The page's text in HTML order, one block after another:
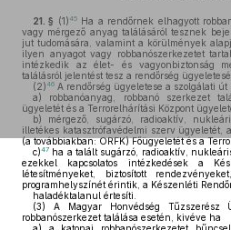
21. § (1)45Ha a rendőrnek elhagyott
vagy mérgező anyag találásáról tesznek
jut tudomására, valamint a körülmények
ilyen anyagot vagy robbanószerkezetet
intézkedik az élet- és vagyonbiztonság
találásról jelentést tesz a rendőrség
(2)46 A rendőrség ügyeletese a szolgálati út
a) robbanóanyag, robbanó szerkezet
ügyeletét és a Terrorelhárítási Központ
b) mérgező, sugárzó, radioaktív,
illetékes katasztrófavédelmi szerv ügyeletét,
(a továbbiakban: ORFK) Főügyeletét és a
c)47 ha a talált sugárzó, radioaktív,
ezekkel kapcsolatos intézkedések a
létesítményeket, biztosított
programhelyszínét érintik, a Készenléti
haladéktalanul értesíti.
(3) A Magyar Honvédség Tűzszerész
robbanószerkezet találása esetén, kivéve ha